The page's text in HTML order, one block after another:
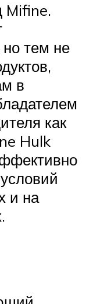
Mifine.
тем не
в
как
Hulk
и на